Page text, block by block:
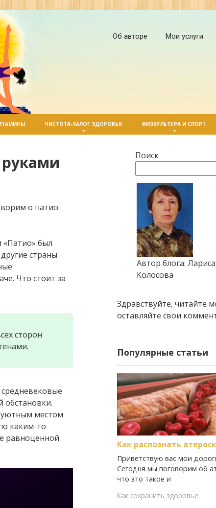
Об авторе Мои услуги
ЧИСТОТА-ЗАЛОГ ЗДОРОВЬЯ ФИЗКУЛЬТУРА И СПОРТ
о патио.
«Патио» был
страны
Что стоит за
сторон
обстановки.
уютным местом
каким-то
равноценной
Поиск
Автор блога: Лариса
Колосова
Здравствуйте, читайте
оставляйте свои
Популярные статьи
Как распознать
Приветствую вас мои
Сегодня мы поговорим об
что это такое и
Как сохранить здоровье